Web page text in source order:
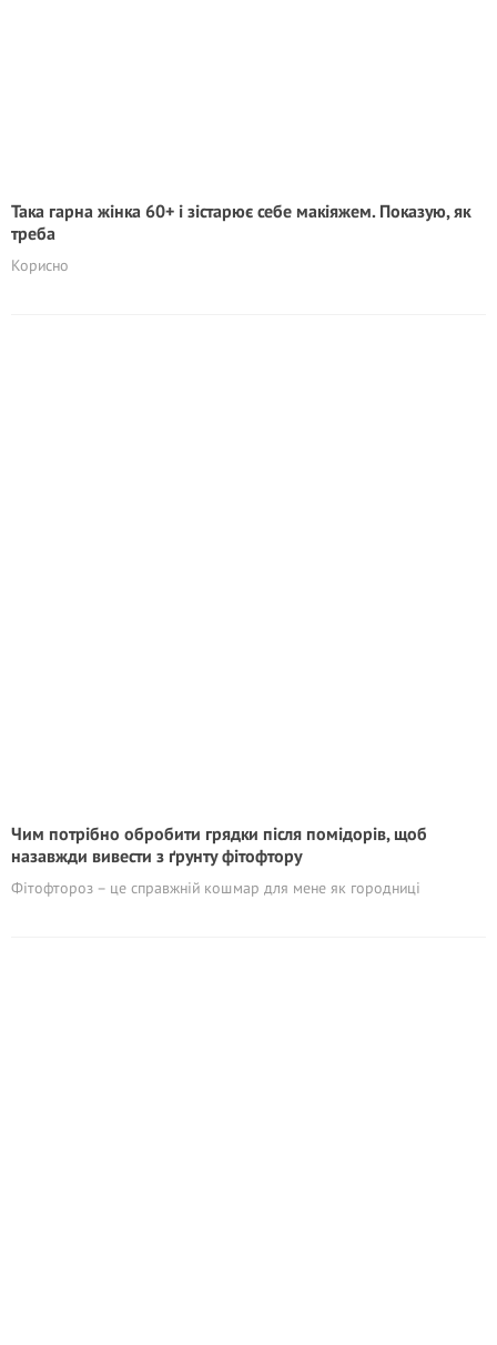
Така гарна жінка 60+ і зістарює себе макіяжем. Показую, як
треба
Корисно
Чим потрібно обробити грядки після помідорів, щоб
назавжди вивести з ґрунту фітофтору
Фітофтороз – це справжній кошмар для мене як городниці